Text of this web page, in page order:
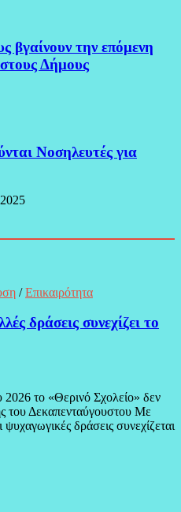
την επόμενη
Δήμους
Νοσηλευτές για
/Επικαιρότητα
δράσεις συνεχίζει το
το «Θερινό Σχολείο» δεν
του Δεκαπενταύγουστου Με
δράσεις συνεχίζεται